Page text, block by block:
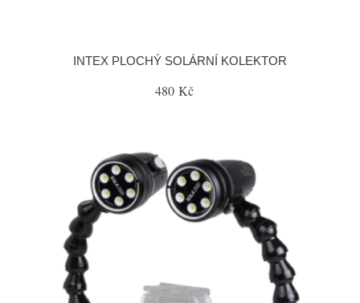
INTEX PLOCHÝ SOLÁRNÍ KOLEKTOR
480 Kč